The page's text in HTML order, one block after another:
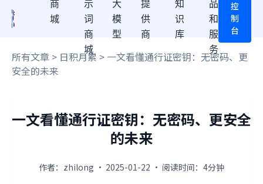
商
城
示
词
商
城
大
模
型
提
供
商
知
识
库
品
和
服
务
控
制
台
所有文章 > 日积月累 > 一文看懂通行证密钥：无密码、更
安全的未来
一文看懂通行证密钥：无密码、更安全
的未来
作者：zhilong · 2025-01-22 · 阅读时间：4分钟